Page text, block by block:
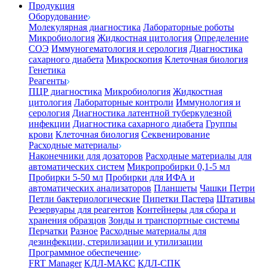
Продукция
Оборудование
Молекулярная диагностика Лабораторные роботы
Микробиология Жидкостная цитология Определение
СОЭ Иммуногематология и серология Диагностика
сахарного диабета Микроскопия Клеточная биология
Генетика
Реагенты
ПЦР диагностика Микробиология Жидкостная
цитология Лабораторные контроли Иммунология и
серология Диагностика латентной туберкулезной
инфекции Диагностика сахарного диабета Группы
крови Клеточная биология Секвенирование
Расходные материалы
Наконечники для дозаторов Расходные материалы для
автоматических систем Микропробирки 0,1-5 мл
Пробирки 5-50 мл Пробирки для ИФА и
автоматических анализаторов Планшеты Чашки Петри
Петли бактериологические Пипетки Пастера Штативы
Резервуары для реагентов Контейнеры для сбора и
хранения образцов Зонды и транспортные системы
Перчатки Разное Расходные материалы для
дезинфекции, стерилизации и утилизации
Программное обеспечение
FRT Manager КДЛ-МАКС КДЛ-СПК